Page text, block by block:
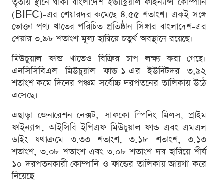
(BIFC)-এর শেয়ারদর কমেছে ৪.৫৫ শতাংশ। একই সঙ্গে
ভোক্তা পণ্য খাতের পরিচিত প্রতিষ্ঠান সিঙ্গার বাংলাদেশ-এর
শেয়ার ৩.৯৮ শতাংশ মূল্য হারিয়ে চতুর্থ অবস্থানে রয়েছে।
মিউচুয়াল ফান্ড খাতেও বিক্রির চাপ লক্ষ্য করা গেছে।
এনসিসিবিএল মিউচুয়াল ফান্ড-১-এর ইউনিটদর ৩.৯২
শতাংশ কমে দিনের পঞ্চম সর্বোচ্চ দরপতনের তালিকায় উঠে
এসেছে।
এছাড়া জেনারেশন নেক্সট, সাফকো স্পিনিং মিলস, প্রাইম
ফাইন্যান্স, আইসিবি ইপিএফ মিউচুয়াল ফান্ড এবং এমএল
ডাইং যথাক্রমে ৩.৩৩ শতাংশ, ৩.১৮ শতাংশ, ৩.১৩
শতাংশ, ৩.০৮ শতাংশ এবং ৩.০৮ শতাংশ দর হারিয়ে শীর্ষ
১০ দরপতনকারী কোম্পানি ও ফান্ডের তালিকায় জায়গা করে
নিয়েছে।